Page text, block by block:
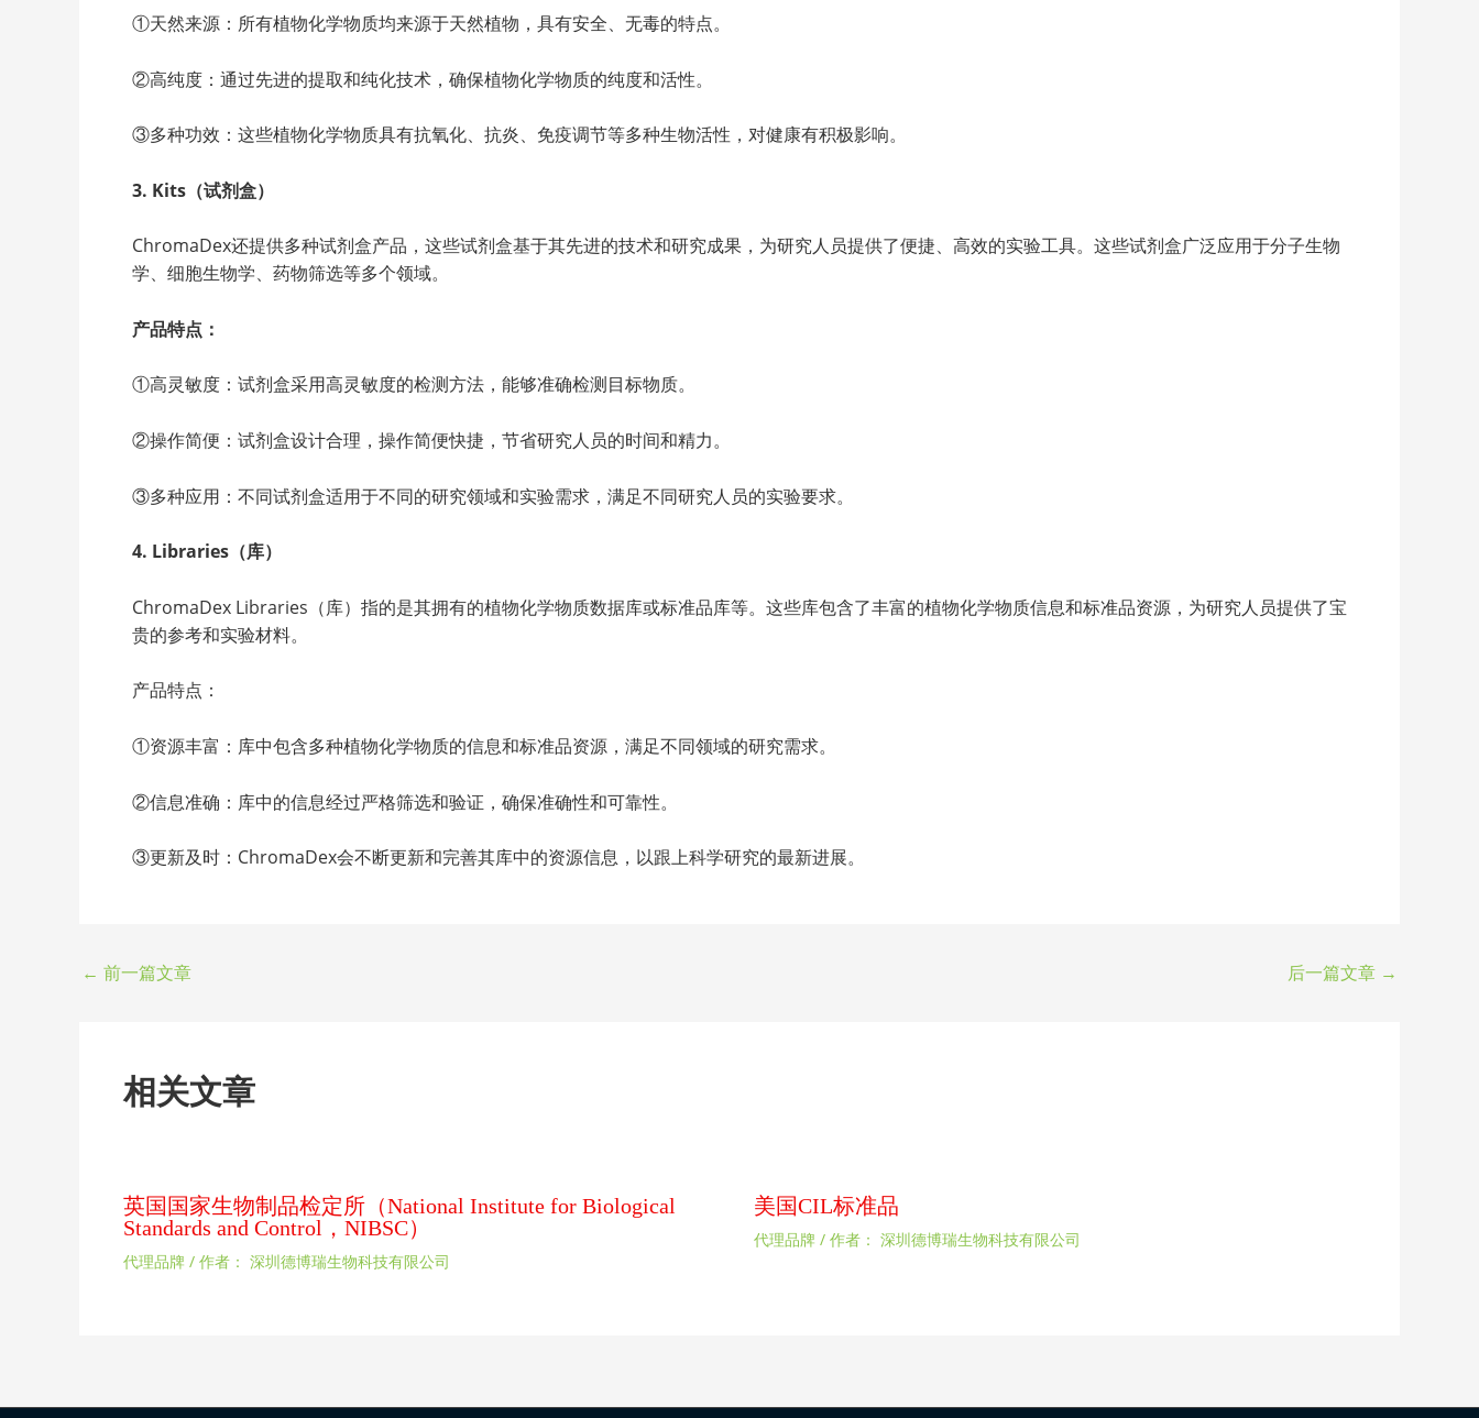
①天然来源：所有植物化学物质均来源于天然植物，具有安全、无毒的特点。
②高纯度：通过先进的提取和纯化技术，确保植物化学物质的纯度和活性。
③多种功效：这些植物化学物质具有抗氧化、抗炎、免疫调节等多种生物活性，对健康有积极影响。
3. Kits（试剂盒）
ChromaDex还提供多种试剂盒产品，这些试剂盒基于其先进的技术和研究成果，为研究人员提供了便捷、高效的实验工具。这些试剂盒广泛应用于分子生物
学、细胞生物学、药物筛选等多个领域。
产品特点：
①高灵敏度：试剂盒采用高灵敏度的检测方法，能够准确检测目标物质。
②操作简便：试剂盒设计合理，操作简便快捷，节省研究人员的时间和精力。
③多种应用：不同试剂盒适用于不同的研究领域和实验需求，满足不同研究人员的实验要求。
4. Libraries（库）
ChromaDex Libraries（库）指的是其拥有的植物化学物质数据库或标准品库等。这些库包含了丰富的植物化学物质信息和标准品资源，为研究人员提供了宝
贵的参考和实验材料。
产品特点：
①资源丰富：库中包含多种植物化学物质的信息和标准品资源，满足不同领域的研究需求。
②信息准确：库中的信息经过严格筛选和验证，确保准确性和可靠性。
③更新及时：ChromaDex会不断更新和完善其库中的资源信息，以跟上科学研究的最新进展。
← 前一篇文章 后一篇文章 →
相关文章
英国国家生物制品检定所（National Institute for Biological
Standards and Control，NIBSC）
代理品牌 / 作者： 深圳德博瑞生物科技有限公司
美国CIL标准品
代理品牌 / 作者： 深圳德博瑞生物科技有限公司